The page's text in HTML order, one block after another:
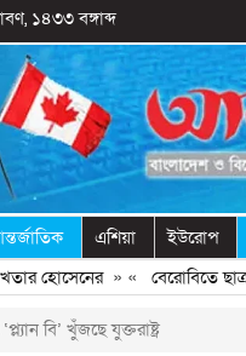
১৪৩৩ বঙ্গাব্দ
এশিয়া ইউরোপ
হোসেনের» «বেরোবিতে
‘প্ল্যান বি’ খুঁজছে যুক্তরাষ্ট্র